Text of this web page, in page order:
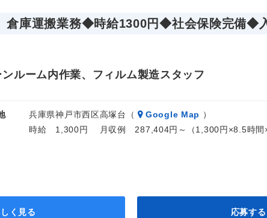
倉庫運搬業務◆時給1300円◆社会保険完備◆
ンルーム内作業、フィルム製造スタッフ
兵庫県神戸市西区高塚台（ Google Map ）
時給 1,300円 月収例 287,404円～（1,300円×8.5時間
く見る 応募する